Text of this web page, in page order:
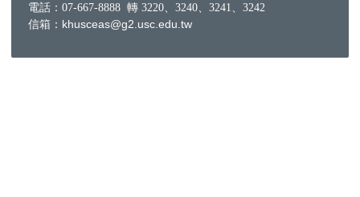
電話：07-667-8888 轉 3220、3240、3241、3242
信箱：khusceas@g2.usc.edu.tw